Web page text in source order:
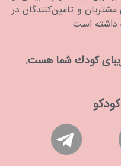
و تامین‌کنندگان در
داشته است.
كودك شما هست.